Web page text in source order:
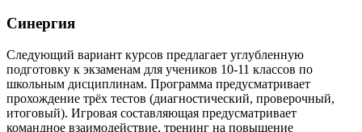
Синергия
Следующий вариант курсов предлагает углубленную
подготовку к экзаменам для учеников 10-11 классов по
школьным дисциплинам. Программа предусматривает
прохождение трёх тестов (диагностический, проверочный,
итоговый). Игровая составляющая предусматривает
командное взаимодействие, тренинг на повышение